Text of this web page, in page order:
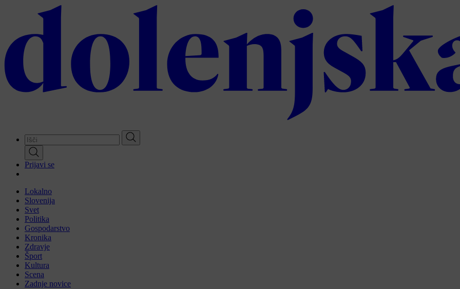
content
Prijavi se
Lokalno
Slovenija
Svet
Politika
Gospodarstvo
Kronika
Zdravje
Šport
Kultura
Scena
Zadnje novice